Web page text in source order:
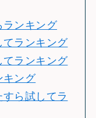
ランキング
てランキング
てランキング
キング
ら試してラ